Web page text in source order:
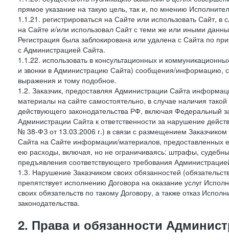
прямое указание на такую цель, так и, по мнению
1.1.21. регистрироваться на Сайте или использовать Сайт,
на Сайте и/или использовал Сайт с теми же или иными
Регистрация была заблокирована или удалена с Сайта по
с Администрацией Сайта.
1.1.22. использовать в консультационных и
и звонки в Администрацию Сайта) сообщения/информацию,
выражения и тому подобное.
1.2. Заказчик, предоставляя Администрации Сайта
материалы на сайте самостоятельно, в случае наличия
действующего законодательства РФ, включая
Администрации Сайта к ответственности за нарушение
№ 38-ФЗ от 13.03.2006 г.) в связи с размещением
Сайта на Сайте информации/материалов, предоставленных
ею расходы, включая, но не ограничиваясь: штрафы,
предъявления соответствующего требования
1.3. Нарушение Заказчиком своих обязанностей
препятствует исполнению Договора на оказание услуг
своих обязательств по такому Договору, а также отказ
законодательства.
2. Права и обязанности